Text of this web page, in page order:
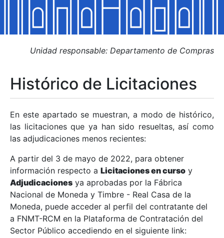
Mostrar/Ocultar
Mostrar/Ocultar
Mostrar/Ocultar
Mostrar/Ocultar
Mostrar/Ocultar
Unidad responsable: Departamento de Compras
Histórico de Licitaciones
En este apartado se muestran, a modo de histórico,
las licitaciones que ya han sido resueltas, así como
las adjudicaciones menos recientes:
A partir del 3 de mayo de 2022, para obtener
información respecto a Licitaciones en curso y
Adjudicaciones ya aprobadas por la Fábrica
Nacional de Moneda y Timbre - Real Casa de la
Moneda, puede acceder al perfil del contratante del
a FNMT-RCM en la Plataforma de Contratación del
Sector Público accediendo en el siguiente link: